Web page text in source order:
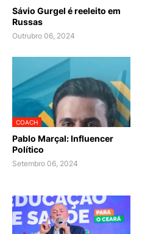
Sávio Gurgel é reeleito em
Russas
Outrubro 06, 2024
COACH
Pablo Marçal: Influencer
Político
Setembro 06, 2024